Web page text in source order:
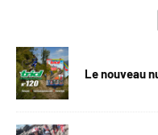
Le nouveau